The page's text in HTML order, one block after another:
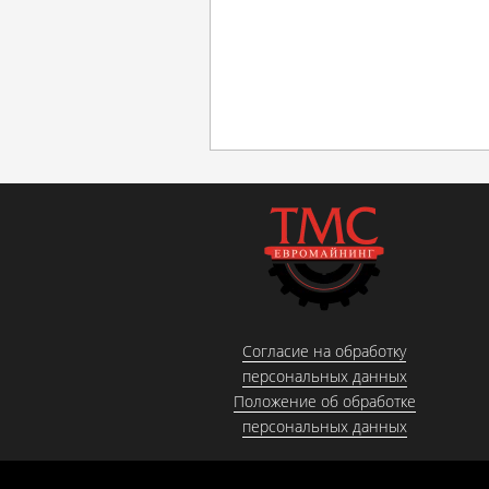
Согласие на обработку
персональных данных
Положение об обработке
персональных данных